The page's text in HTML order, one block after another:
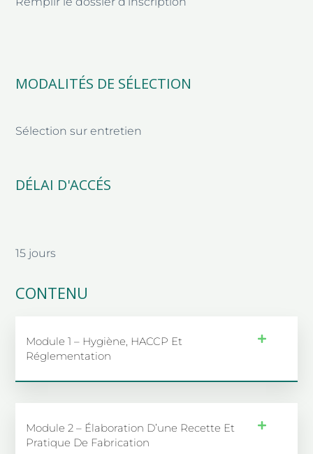
MODALITÉS DE SÉLECTION
Sélection sur entretien
DÉLAI D'ACCÉS
15 jours
CONTENU
Module 1 – Hygiène, HACCP Et
Réglementation
Module 2 – Élaboration D’une Recette Et
Pratique De Fabrication